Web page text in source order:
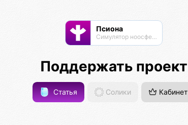
Псиона
Cимулятор ноосферы
Поддержать проект
Статья Солики Кабинет